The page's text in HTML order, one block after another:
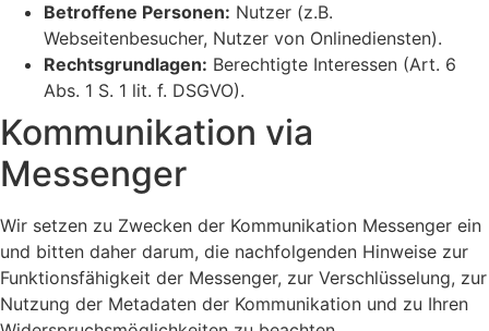
Betroffene Personen: Nutzer (z.B.
Webseitenbesucher, Nutzer von Onlinediensten).
Rechtsgrundlagen: Berechtigte Interessen (Art. 6
Abs. 1 S. 1 lit. f. DSGVO).
Kommunikation via
Messenger
Wir setzen zu Zwecken der Kommunikation Messenger ein
und bitten daher darum, die nachfolgenden Hinweise zur
Funktionsfähigkeit der Messenger, zur Verschlüsselung, zur
Nutzung der Metadaten der Kommunikation und zu Ihren